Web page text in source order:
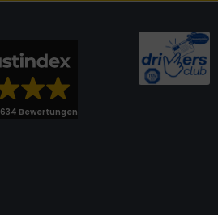
634 Bewertungen